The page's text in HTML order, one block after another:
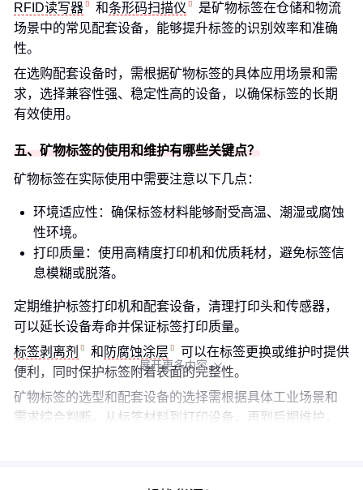
RFID读写器 和条形码扫描仪
是矿物标签在仓储和物流
场景中的常见配套设备，能够提升标签的识别效率和准确
性。
在选购配套设备时，需根据矿物标签的具体应用场景和需
求，选择兼容性强、稳定性高的设备，以确保标签的长期
有效使用。
五、矿物标签的使用和维护有哪些关键点？
矿物标签在实际使用中需要注意以下几点：
环境适应性：确保标签材料能够耐受高温、潮湿或腐蚀
性环境。
打印质量：使用高精度打印机和优质耗材，避免标签信
息模糊或脱落。
定期维护标签打印机和配套设备，清理打印头和传感器，
可以延长设备寿命并保证标签打印质量。
标签剥离剂
和 防腐蚀涂层
可以在标签更换或维护时提供
便利，同时保护标签附着表面的完整性。
矿物标签的选型和配套设备的选择需根据具体工业场景和
需求综合判断。从标签材料到打印设备，再到后期维护，
展开更多内容 